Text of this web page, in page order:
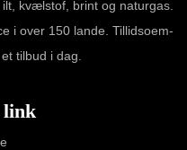
kvælstof, brint og naturgas.
i over 150 lande. Tillidsoem-
tilbud i dag.